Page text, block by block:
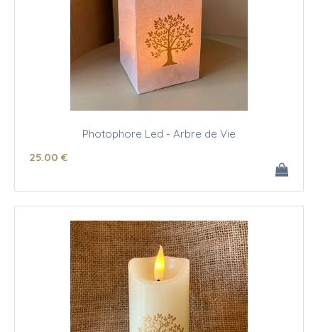
Photophore Led - Arbre de Vie
25.00 €